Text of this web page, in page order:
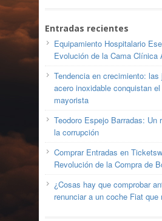
Entradas recientes
Equipamiento Hospitalario
Evolución de la Cama Clínica
Tendencia en crecimiento: las
acero inoxidable conquistan
mayorista
Teodoro Espejo Barradas: Un
la corrupción
Comprar Entradas en
Revolución de la Compra de
¿Cosas hay que comprobar
renunciar a un coche Fiat que